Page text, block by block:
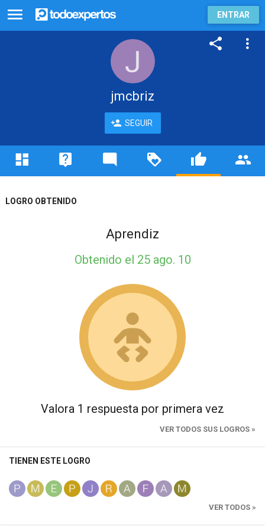
ENTRAR
jmcbriz
SEGUIR
LOGRO OBTENIDO
Aprendiz
Obtenido el 25 ago. 10
Valora 1 respuesta por primera vez
VER TODOS SUS LOGROS »
TIENEN ESTE LOGRO
VER TODOS »